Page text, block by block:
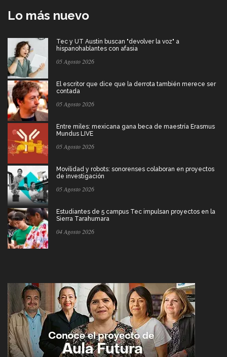
Lo más nuevo
Tec y UT Austin buscan "devolver la voz" a
hispanohablantes con afasia
05 Agosto 2026
El escritor que dice que la derrota también merece ser
contada
05 Agosto 2026
Entre miles: mexicana gana beca de maestría Erasmus
Mundus LIVE
05 Agosto 2026
Movilidad y robots: sonorenses colaboran en proyectos
de investigación
05 Agosto 2026
Estudiantes de 5 campus Tec impulsan proyectos en la
Sierra Tarahumara
04 Agosto 2026